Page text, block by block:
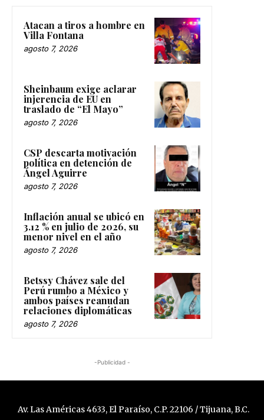
Atacan a tiros a hombre en
Villa Fontana
agosto 7, 2026
Sheinbaum exige aclarar
injerencia de EU en
traslado de “El Mayo”
agosto 7, 2026
CSP descarta motivación
política en detención de
Ángel Aguirre
agosto 7, 2026
Inflación anual se ubicó en
3.12 % en julio de 2026, su
menor nivel en el año
agosto 7, 2026
Betssy Chávez sale del
Perú rumbo a México y
ambos países reanudan
relaciones diplomáticas
agosto 7, 2026
-Publicidad -
Av. Las Américas 4633, El Paraíso, C.P. 22106 / Tijuana, B.C.